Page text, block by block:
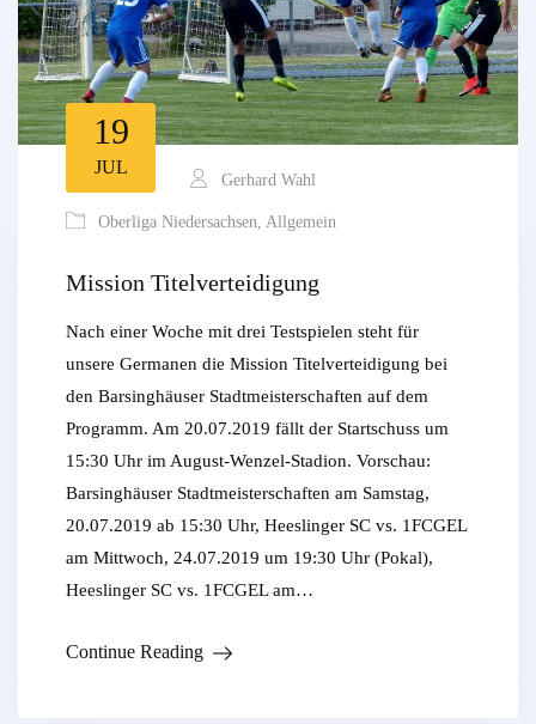
19
JUL
Gerhard Wahl
Oberliga Niedersachsen, Allgemein
Mission Titelverteidigung
Nach einer Woche mit drei Testspielen steht für
unsere Germanen die Mission Titelverteidigung bei
den Barsinghäuser Stadtmeisterschaften auf dem
Programm. Am 20.07.2019 fällt der Startschuss um
15:30 Uhr im August-Wenzel-Stadion. Vorschau:
Barsinghäuser Stadtmeisterschaften am Samstag,
20.07.2019 ab 15:30 Uhr, Heeslinger SC vs. 1FCGEL
am Mittwoch, 24.07.2019 um 19:30 Uhr (Pokal),
Heeslinger SC vs. 1FCGEL am…
Continue Reading